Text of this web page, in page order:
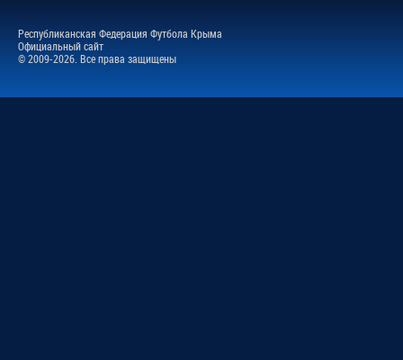
Республиканская Федерация Футбола Крыма
Официальный сайт
© 2009-2026. Все права защищены